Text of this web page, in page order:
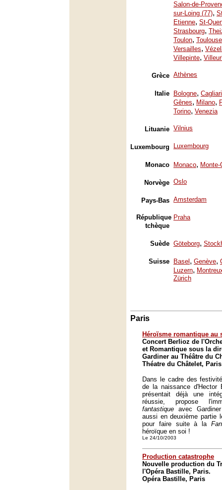
Salon-de-
sur-Loing (77),
Etienne, St-
Strasbourg,
Toulon, Toulouse
Versailles,
Villepinte,
Grèce Athènes
Italie Bologne, Cagliari
Gênes, Milano,
Torino, Venezia
Lituanie Vilnius
Luxembourg Luxembourg
Monaco Monaco, Monte-
Norvège Oslo
Pays-Bas Amsterdam
République
tchèque
Praha
Suède Göteborg,
Suisse Basel , Genève,
Luzern,
Zürich
Paris
Héroïsme romantique au
Concert Berlioz de
et Romantique sous la
Gardiner au Théâtre du
Théatre du Châtelet, Paris
Dans le cadre des
de la naissance d'Hector
présentait déjà une
réussie, propose
fantastique avec
aussi en deuxième partie
pour faire suite à la
héroïque en soi !
Le 24/10/2003
Production catastrophe
Nouvelle production du
l'Opéra Bastille, Paris.
Opéra Bastille, Paris